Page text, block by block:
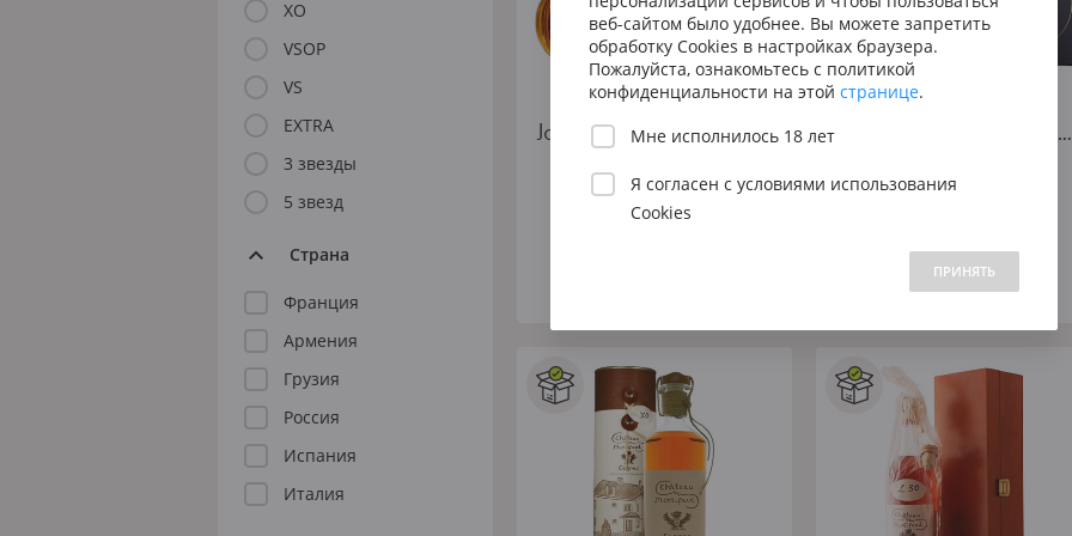
Венето
Пьемонт
Риоха
Приорат
XO
VSOP
VS
EXTRA
3 звезды
5 звезд
Страна
Франция
Армения
Грузия
Россия
Испания
Италия
Janneau X.O. in gift box Cognac Bertrand Petite Fine Champagne XO Specialin gift box
29530 ₽
веб-сайтом было удобнее. Вы можете запретить
обработку Cookies в настройках браузера.
Пожалуйста, ознакомьтесь с политикой
конфиденциальности на этой странице.
Мне исполнилось 18 лет
Я согласен с условиями использования
Cookies
ПРИНЯТЬ